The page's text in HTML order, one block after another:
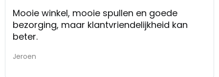
Mooie winkel, mooie spullen en goede
bezorging, maar klantvriendelijkheid kan
beter.
Jeroen